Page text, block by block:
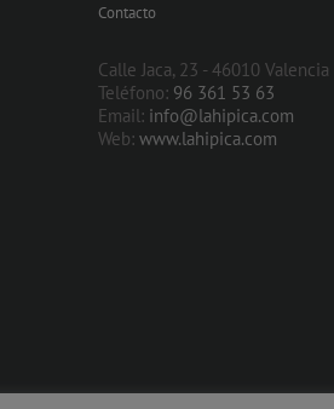
Contacto
Calle Jaca, 23 - 46010 Valencia
Teléfono: 96 361 53 63
Email: info@lahipica.com
Web: www.lahipica.com